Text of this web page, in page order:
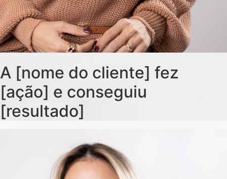
A [nome do cliente] fez
[ação] e conseguiu
[resultado]